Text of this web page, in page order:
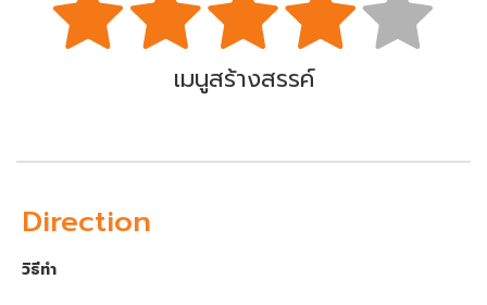
เมนูสร้างสรรค์
Direction
วิธีทำ